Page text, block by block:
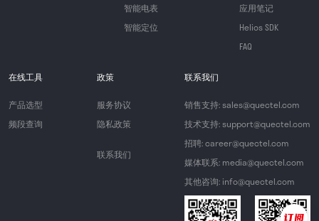
智能电表
智能定位
应用笔记
Helios SDK
FAQ
在线工具
产品选型
频段查询
政策
服务协议
隐私政策
联系我们
联系我们
销售支持: sales@quectel.com
技术支持: support@quectel.com
招聘: career@quectel.com
媒体联系: media@quectel.com
其他咨询: info@quectel.com